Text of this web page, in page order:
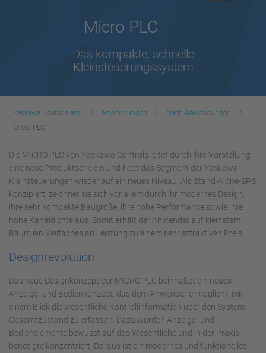
Micro PLC
Das kompakte, schnelle
Kleinsteuerungssystem
Yaskawa Deutschland Anwendungen
Nach Anwendungen
Micro PLC
Die MICRO PLC von Yaskawa Controls leitet durch ihre Vorstellung
eine neue Produktserie ein und hebt das Segment der Yaskawa-
Kleinsteuerungen wieder auf ein neues Niveau. Als Stand-Alone-SPS
konzipiert, zeichnet sie sich vor allem durch ihr modernes Design,
ihre sehr kompakte Baugröße, ihre hohe Performance sowie ihre
hohe Kanaldichte aus. Somit erhält der Anwender auf kleinstem
Raum ein Vielfaches an Leistung zu einem sehr attraktiven Preis.
Designrevolution
Das neue Designkonzept der MICRO PLC beinhaltet ein neues
Anzeige- und Bedienkonzept, das dem Anwender ermöglicht, mit
einem Blick die wesentliche Kontrollinformation über den System-
Gesamtzustand zu erfassen. Dazu wurden Anzeige- und
Bedienelemente bewusst auf das Wesentliche und in der Praxis
benötigte konzentriert. Daraus ist ein modernes und funktionelles